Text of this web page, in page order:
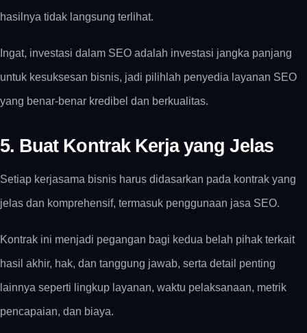
hasilnya tidak langsung terlihat.
Ingat, investasi dalam SEO adalah investasi jangka panjang
untuk kesuksesan bisnis, jadi pilihlah penyedia layanan SEO
yang benar-benar kredibel dan berkualitas.
5. Buat Kontrak Kerja yang Jelas
Setiap kerjasama bisnis harus didasarkan pada kontrak yang
jelas dan komprehensif, termasuk penggunaan jasa SEO.
Kontrak ini menjadi pegangan bagi kedua belah pihak terkait
hasil akhir, hak, dan tanggung jawab, serta detail penting
lainnya seperti lingkup layanan, waktu pelaksanaan, metrik
pencapaian, dan biaya.